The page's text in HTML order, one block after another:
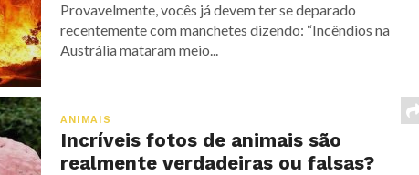
Provavelmente, vocês já devem ter se deparado
recentemente com manchetes dizendo: “Incêndios na
Austrália mataram meio...
ANIMAIS
Incríveis fotos de animais são
realmente verdadeiras ou falsas?